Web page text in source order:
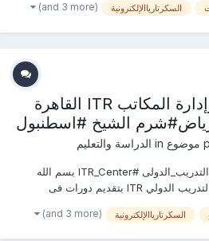
الدورة الان ............................
السكرتارياالإلكترونية (and 3 more)
دورات السكرتارية وإدارة المكاتب ITR القاهرة
الشيخ #اسطنبول
الدراسة والتعليم
#دورات_2023_2024 #منتجع_التدريب_الدولى #ITR_Center بسم الله
الرحمن الرحيم يتشرف منتجع التدريب الدولي ITR بتقديم دورات فى
الدورة الان ............................
السكرتارياالإلكترونية (and 3 more)